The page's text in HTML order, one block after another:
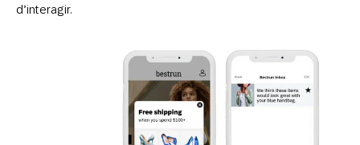
d’interagir.